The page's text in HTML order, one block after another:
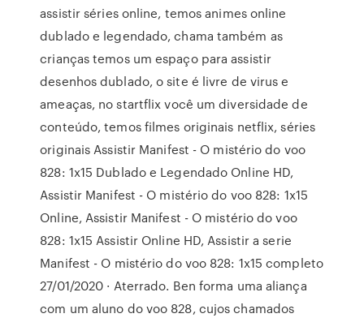
assistir séries online, temos animes online
dublado e legendado, chama também as
crianças temos um espaço para assistir
desenhos dublado, o site é livre de virus e
ameaças, no startflix você um diversidade de
conteúdo, temos filmes originais netflix, séries
originais Assistir Manifest - O mistério do voo
828: 1x15 Dublado e Legendado Online HD,
Assistir Manifest - O mistério do voo 828: 1x15
Online, Assistir Manifest - O mistério do voo
828: 1x15 Assistir Online HD, Assistir a serie
Manifest - O mistério do voo 828: 1x15 completo
27/01/2020 · Aterrado. Ben forma uma aliança
com um aluno do voo 828, cujos chamados